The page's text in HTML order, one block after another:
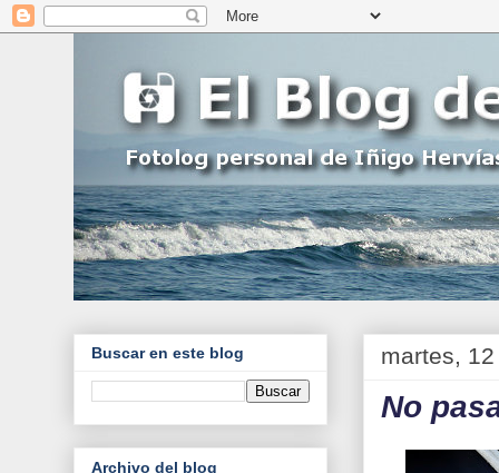
martes,
No
Buscar en este blog
Archivo del blog